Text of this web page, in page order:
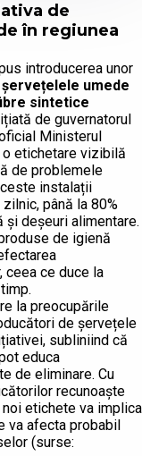
de
în regiunea
introducerea unor
șervețelele umede
sintetice
de guvernatorul
Ministerul
etichetare vizibilă
de problemele
instalații
până la 80%
deșeuri alimentare.
de igienă
ceea ce duce la
la preocupările
de șervețele
subliniind că
educa
de eliminare. Cu
recunoaște
etichete va implica
va afecta probabil
(surse: